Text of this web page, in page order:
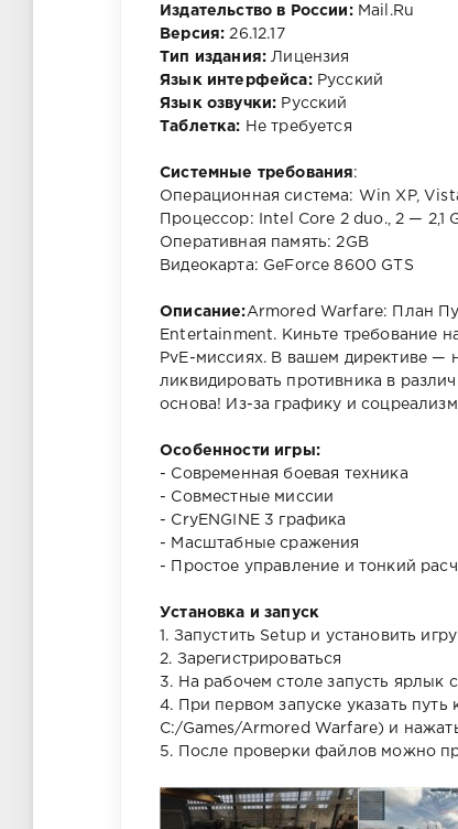
Издательство в России:Mail.Ru
Версия: 26.12.17
Тип издания: Лицензия
Язык интерфейса:Русский
Язык озвучки: Русский
Таблетка: Не требуется
Системные требования:
Операционная система: Win XP,
Процессор: Intel Core 2 duo., 2 — 2,1
Оперативная память: 2GB
Видеокарта: GeForce 8600 GTS
Описание:Armored Warfare: План
Entertainment. Киньте требование
PvE-миссиях. В вашем директиве —
ликвидировать противника в
основа! Из-за графику и
Особенности игры:
- Современная боевая техника
- Совместные миссии
- CryENGINE 3 графика
- Масштабные сражения
- Простое управление и тонкий
Установка и запуск
1. Запустить Setup и установить игру
2. Зарегистрироваться
3. На рабочем столе запусть ярлык
4. При первом запуске указать
C:/Games/Armored Warfare) и
5. После проверки файлов можно